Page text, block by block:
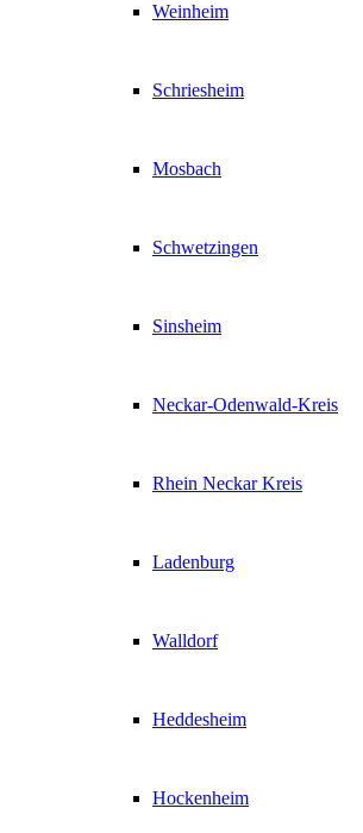
Weinheim
Schriesheim
Mosbach
Schwetzingen
Sinsheim
Neckar-Odenwald-Kreis
Rhein Neckar Kreis
Ladenburg
Walldorf
Heddesheim
Hockenheim